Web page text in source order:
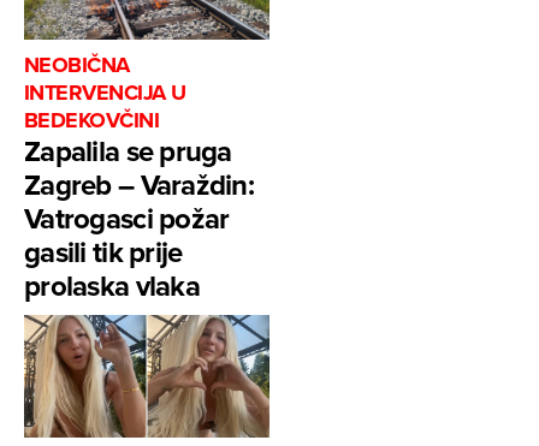
NEOBIČNA
INTERVENCIJA U
BEDEKOVČINI
Zapalila se pruga
Zagreb – Varaždin:
Vatrogasci požar
gasili tik prije
prolaska vlaka